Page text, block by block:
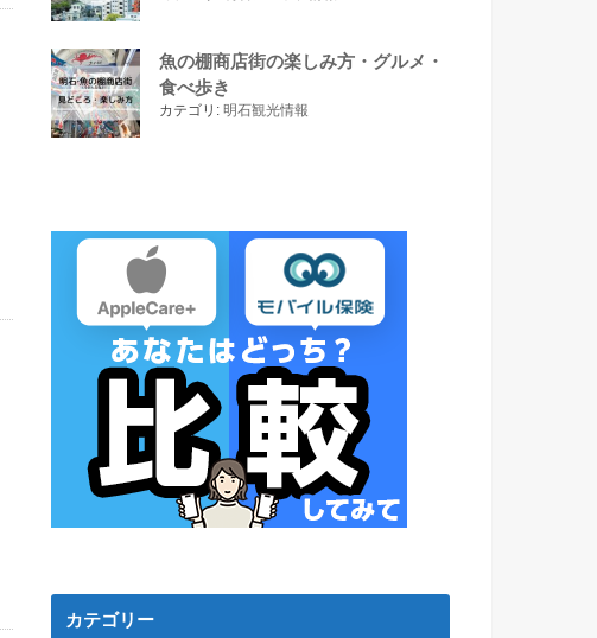
魚の棚商店街の楽しみ方・グルメ・
食べ歩き
カテゴリ: 明石観光情報
カテゴリー